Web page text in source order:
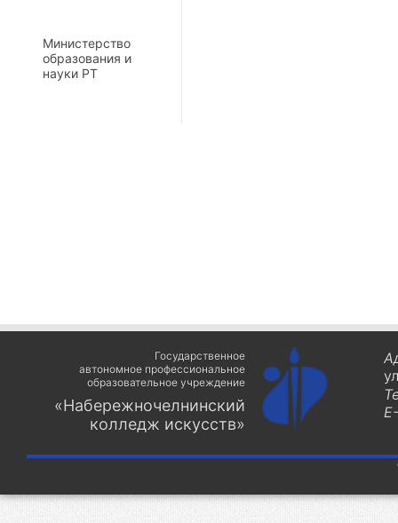
Министерство
образования и
науки РТ
Государственное
автономное профессиональное
образовательное учреждение
«Набережночелнинский
колледж искусств»